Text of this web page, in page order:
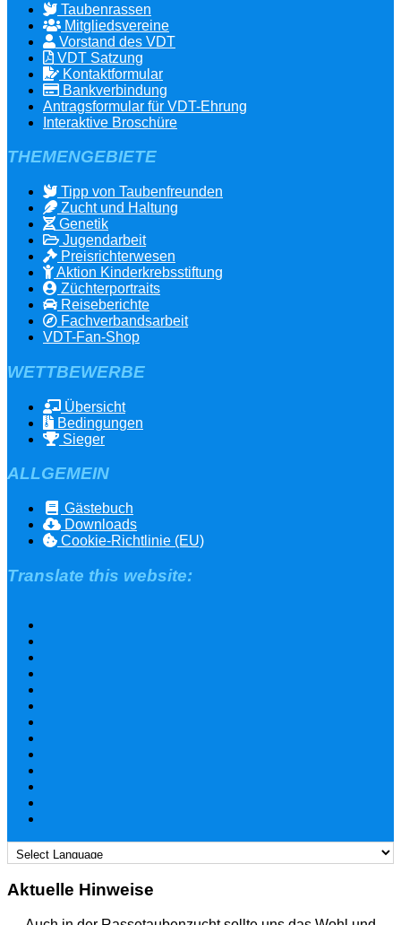
Taubenrassen
Mitgliedsvereine
Vorstand des VDT
VDT Satzung
Kontaktformular
Bankverbindung
Antragsformular für VDT-Ehrung
Interaktive Broschüre
THEMENGEBIETE
Tipp von Taubenfreunden
Zucht und Haltung
Genetik
Jugendarbeit
Preisrichterwesen
Aktion Kinderkrebsstiftung
Züchterportraits
Reiseberichte
Fachverbandsarbeit
VDT-Fan-Shop
WETTBEWERBE
Übersicht
Bedingungen
Sieger
ALLGEMEIN
Gästebuch
Downloads
Cookie-Richtlinie (EU)
Translate this website:
Aktuelle Hinweise